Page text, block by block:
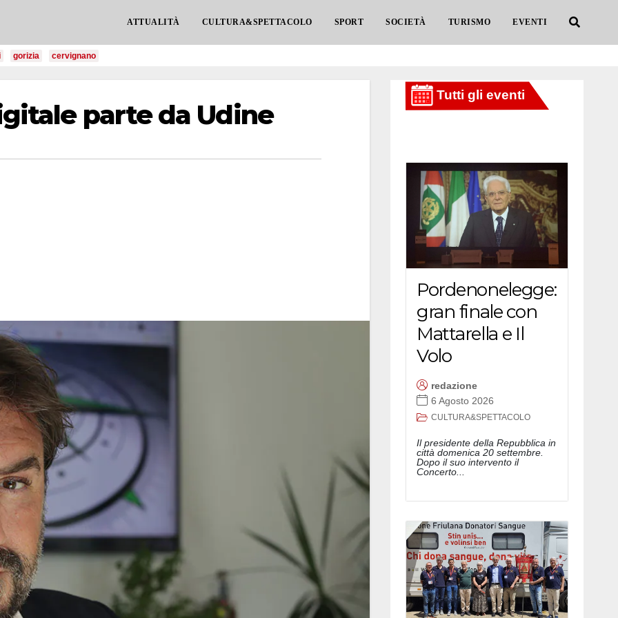
ATTUALITÀ CULTURA&SPETTACOLO SPORT SOCIETÀ TURISMO EVENTI
gorizia cervignano
parte da Udine
Pordenonelegge:
gran finale con
Mattarella e Il
Volo
redazione
6 Agosto 2026
CULTURA&SPETTACOLO
Il presidente della Repubblica in
città domenica 20 settembre.
Dopo il suo intervento il
Concerto...